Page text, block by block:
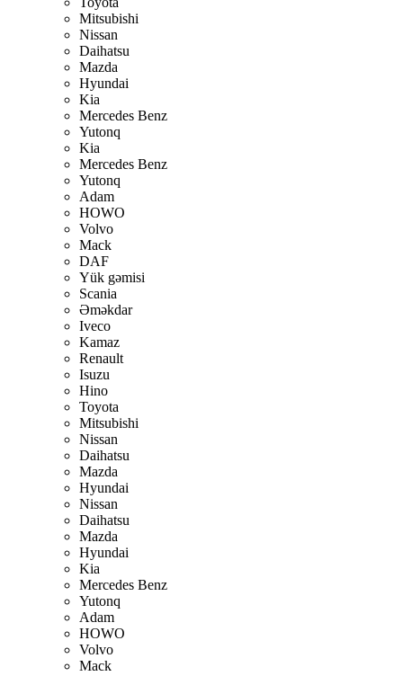
Mitsubishi
Nissan
Daihatsu
Mazda
Hyundai
Kia
Mercedes Benz
Yutonq
Kia
Mercedes Benz
Yutonq
Adam
HOWO
Volvo
Mack
DAF
Yük gəmisi
Scania
Əməkdar
Iveco
Kamaz
Renault
Isuzu
Hino
Toyota
Mitsubishi
Nissan
Daihatsu
Mazda
Hyundai
Nissan
Daihatsu
Mazda
Hyundai
Kia
Mercedes Benz
Yutonq
Adam
HOWO
Volvo
Mack